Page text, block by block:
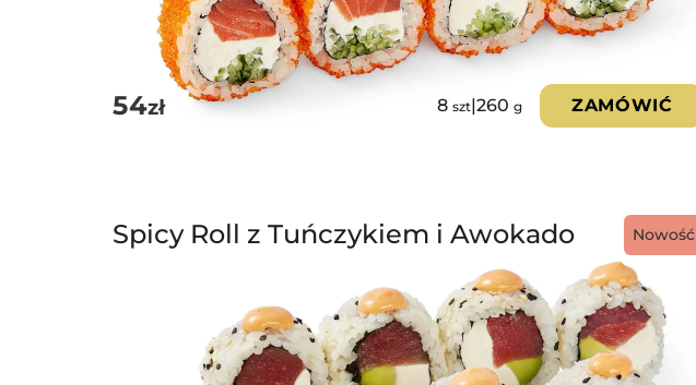
54zł 8szt|260g ZAMÓWIĆ
Nowość
Spicy Roll z Tuńczykiem i Awokado